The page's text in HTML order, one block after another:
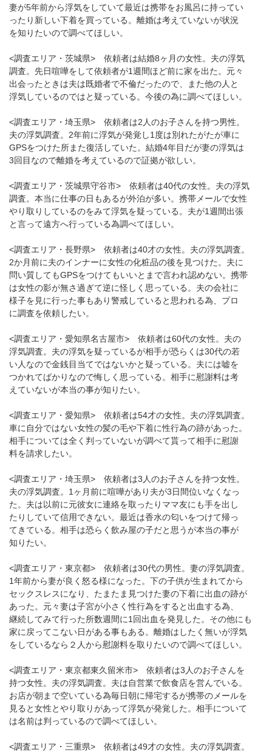
妻が5年前から浮気をしていて最近は携帯をお風呂に持ってい
ったり新しい下着を買っている。離婚は考えていないが状況
を知りたいので調べてほしい。
<調査エリア・茨城県> 依頼者は結婚8ヶ月の女性。夫の浮気
調査。先日喧嘩をして依頼者が1週間ほど前に家を出た。元々
出会ったときは夫は既婚者で不倫だったので、また他の人と
浮気しているのではと疑っている。今後の為に調べてほしい。
<調査エリア・埼玉県> 依頼者は2人のお子さんを持つ男性。
夫の浮気調査。2年前に浮気が発覚し1度は別れたがたが車に
GPSをつけた所また復活していた。結婚4年目だが妻の浮気は
3回目なので離婚を考えているので証拠が欲しい。
<調査エリア・茨城県守谷市> 依頼者は40代の女性。夫の浮気
調査。本当に仕事の日もあるが外泊が多い。携帯メールで女性
やり取りしているのをみて浮気を疑っている。夫が1週間出張
と言って遠方へ行っている為調べてほしい。
<調査エリア・長野県> 依頼者は40才の女性。夫の浮気調査。
2か月前に夫のインナーに女性の化粧品の後を見つけた。夫に
問い質してもGPSをつけてもいいとまで言われ認めない。携帯
は女性の影が無さ過ぎて逆に怪しく思っている。夫の会社に
様子を見に行った事もあり警戒していると思われる為、プロ
に調査を依頼したい。
<調査エリア・愛知県名古屋市> 依頼者は60代の女性。夫の
浮気調査。夫の浮気を疑っているが相手が恐らくは30代の若
い人なので金銭目当てではないかと疑っている。夫には嘘を
つかれてばかりなので悔しく思っている。相手に慰謝料は考
えていないが本当の事が知りたい。
<調査エリア・愛知県> 依頼者は54才の女性。夫の浮気調査。
車に自分ではない女性の髪の毛や下着に性行為の跡があった。
相手については全く判っていないが調べて貰って相手に慰謝
料を請求したい。
<調査エリア・埼玉県> 依頼者は3人のお子さんを持つ女性。
夫の浮気調査。1ヶ月前に喧嘩があり夫が3日間位いなくなっ
た。夫は以前に元彼女に連絡を取ったりママ友にも手を出し
たりしていて信用できない。最近は香水の匂いをつけて帰っ
てきている。相手は恐らく飲み屋の子だと思うが本当の事が
知りたい。
<調査エリア・東京都> 依頼者は30代の男性。妻の浮気調査。
1年前から妻が良く怒る様になった。下の子供が生まれてから
セックスレスになり、たまたま見つけた妻の下着に出血の跡が
あった。元々妻は子宮が小さく性行為をすると出血する為、
継続してみて行った所数週間に1回出血を発見した。その他にも
家に戻ってこない日がある事もある。離婚はしたく無いが浮気
をしているなら２人から慰謝料を取りたいので調べてほしい。
<調査エリア・東京都東久留米市> 依頼者は3人のお子さんを
持つ女性。夫の浮気調査。夫は自営業で飲食店を営んでいる。
お店が朝まで空いている為毎日朝に帰宅するが携帯のメールを
見ると女性とやり取りがあって浮気が発覚した。相手について
は名前は判っているので調べてほしい。
<調査エリア・三重県> 依頼者は49才の女性。夫の浮気調査。